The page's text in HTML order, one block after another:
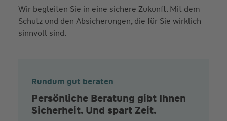
Wir begleiten Sie in eine sichere Zukunft. Mit dem
Schutz und den Absicherungen, die für Sie wirklich
sinnvoll sind.
Rundum gut beraten
Persönliche Beratung gibt Ihnen
Sicherheit. Und spart Zeit.